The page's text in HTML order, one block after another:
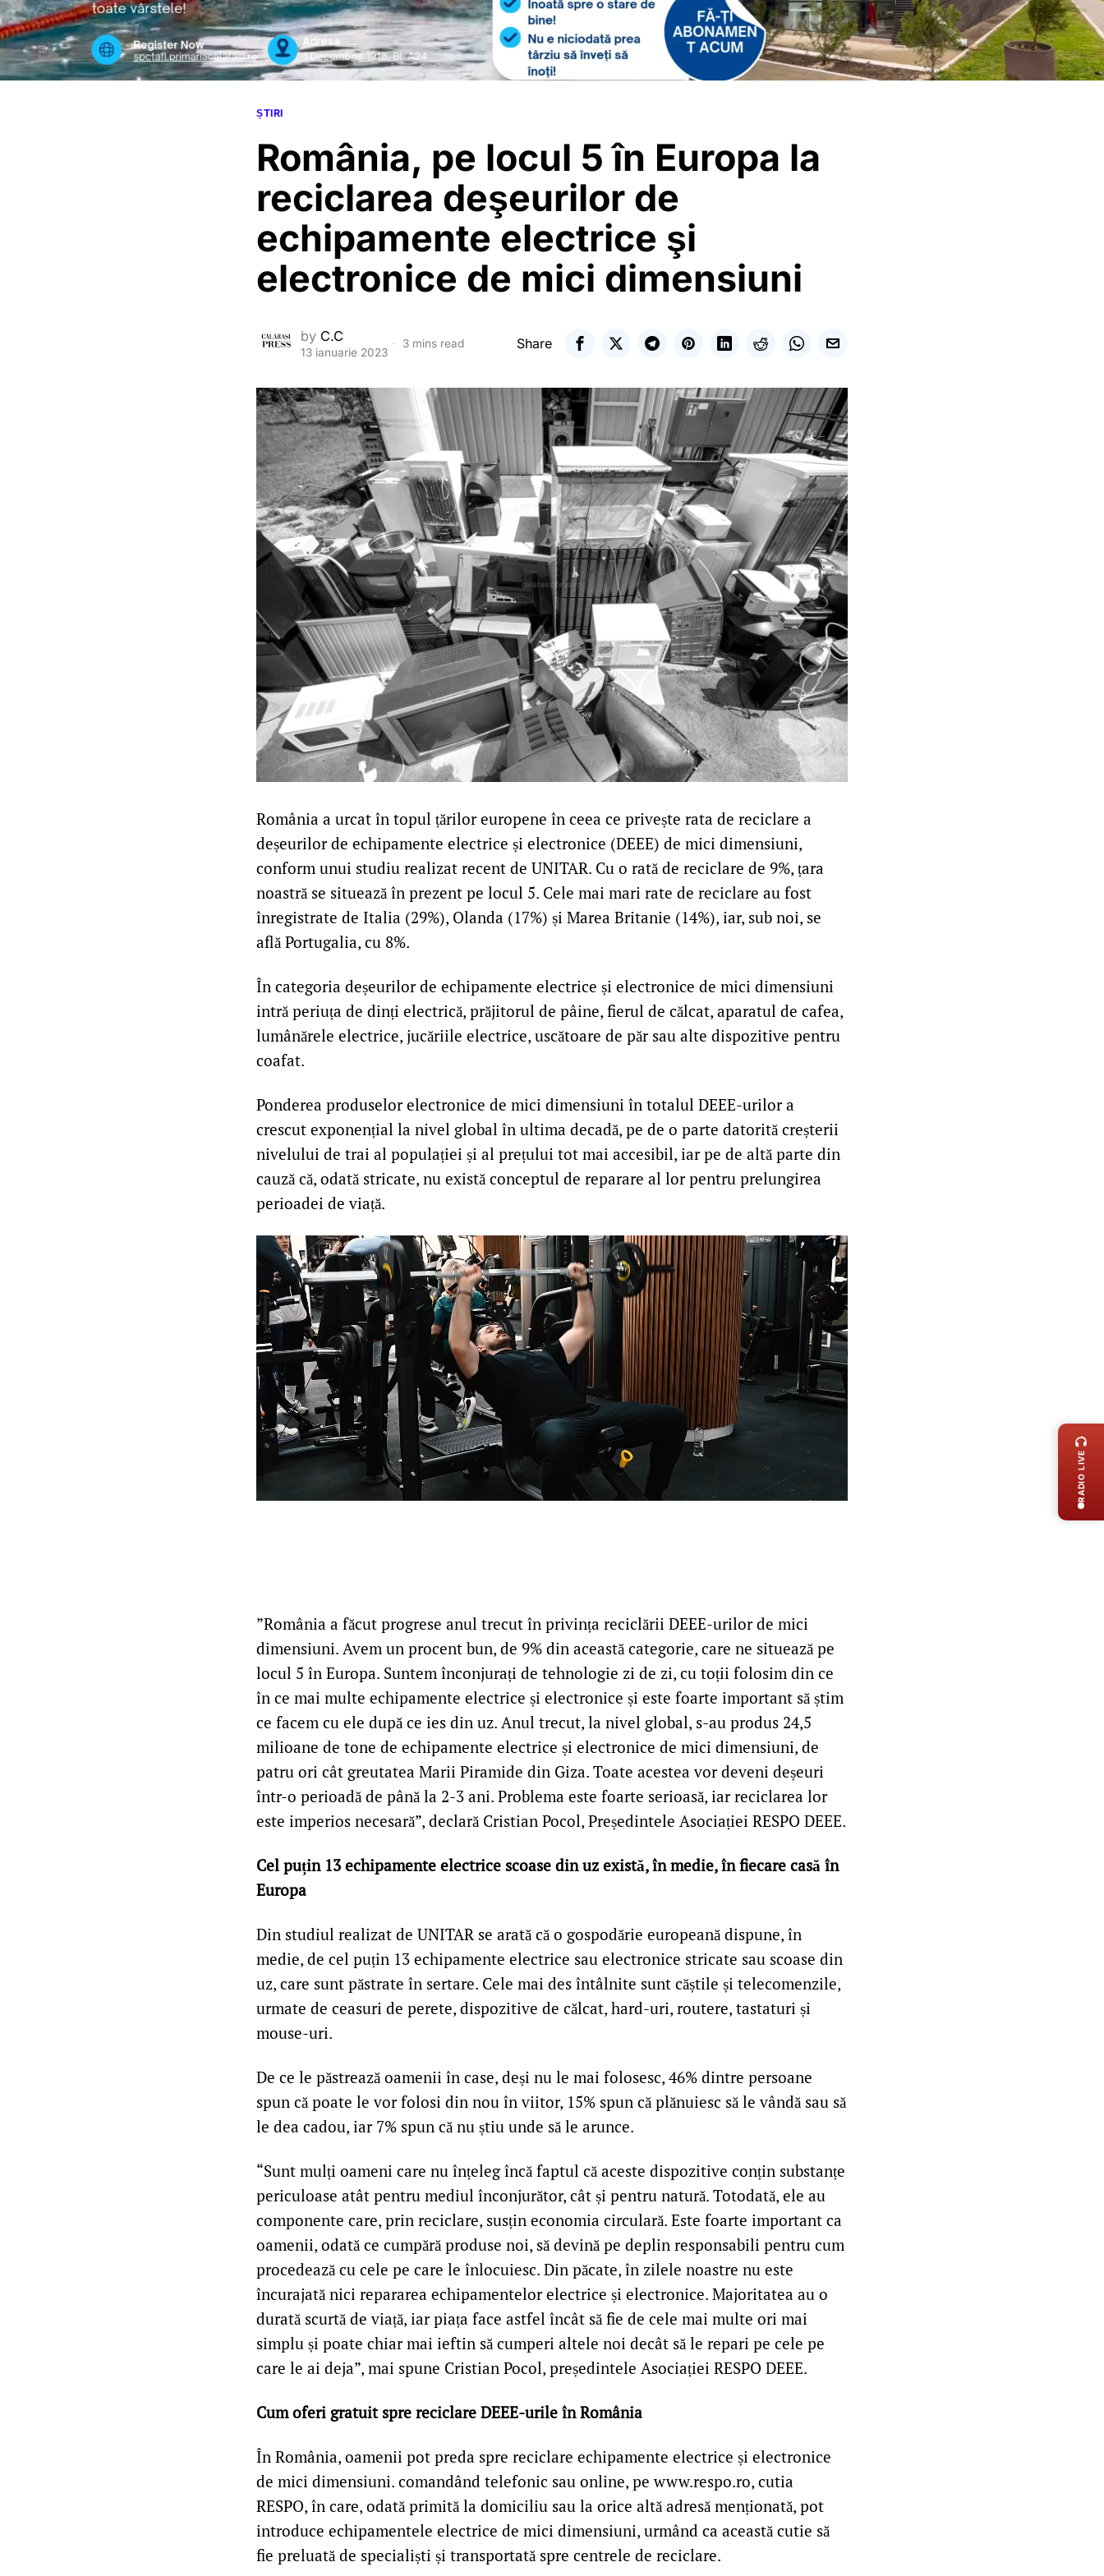
ȘTIRI
România, pe locul 5 în Europa la
reciclarea deşeurilor de
echipamente electrice şi
electronice de mici dimensiuni
by C.C
13 ianuarie 2023
3 mins read Share
România a urcat în topul țărilor europene în ceea ce privește rata de reciclare a
deșeurilor de echipamente electrice și electronice (DEEE) de mici dimensiuni,
conform unui studiu realizat recent de UNITAR. Cu o rată de reciclare de 9%, țara
noastră se situează în prezent pe locul 5. Cele mai mari rate de reciclare au fost
înregistrate de Italia (29%), Olanda (17%) și Marea Britanie (14%), iar, sub noi, se
află Portugalia, cu 8%.
În categoria deșeurilor de echipamente electrice și electronice de mici dimensiuni
intră periuța de dinți electrică, prăjitorul de pâine, fierul de călcat, aparatul de cafea,
lumânărele electrice, jucăriile electrice, uscătoare de păr sau alte dispozitive pentru
coafat.
Ponderea produselor electronice de mici dimensiuni în totalul DEEE-urilor a
crescut exponențial la nivel global în ultima decadă, pe de o parte datorită creșterii
nivelului de trai al populației și al prețului tot mai accesibil, iar pe de altă parte din
cauză că, odată stricate, nu există conceptul de reparare al lor pentru prelungirea
perioadei de viață.
”România a făcut progrese anul trecut în privința reciclării DEEE-urilor de mici
dimensiuni. Avem un procent bun, de 9% din această categorie, care ne situează pe
locul 5 în Europa. Suntem înconjurați de tehnologie zi de zi, cu toții folosim din ce
în ce mai multe echipamente electrice și electronice și este foarte important să știm
ce facem cu ele după ce ies din uz. Anul trecut, la nivel global, s-au produs 24,5
milioane de tone de echipamente electrice și electronice de mici dimensiuni, de
patru ori cât greutatea Marii Piramide din Giza. Toate acestea vor deveni deșeuri
într-o perioadă de până la 2-3 ani. Problema este foarte serioasă, iar reciclarea lor
este imperios necesară”, declară Cristian Pocol, Președintele Asociației RESPO DEEE.
Cel puțin 13 echipamente electrice scoase din uz există, în medie, în fiecare casă în
Europa
Din studiul realizat de UNITAR se arată că o gospodărie europeană dispune, în
medie, de cel puțin 13 echipamente electrice sau electronice stricate sau scoase din
uz, care sunt păstrate în sertare. Cele mai des întâlnite sunt căștile și telecomenzile,
urmate de ceasuri de perete, dispozitive de călcat, hard-uri, routere, tastaturi și
mouse-uri.
De ce le păstrează oamenii în case, deși nu le mai folosesc, 46% dintre persoane
spun că poate le vor folosi din nou în viitor, 15% spun că plănuiesc să le vândă sau să
le dea cadou, iar 7% spun că nu știu unde să le arunce.
“Sunt mulți oameni care nu înțeleg încă faptul că aceste dispozitive conțin substanțe
periculoase atât pentru mediul înconjurător, cât și pentru natură. Totodată, ele au
componente care, prin reciclare, susțin economia circulară. Este foarte important ca
oamenii, odată ce cumpără produse noi, să devină pe deplin responsabili pentru cum
procedează cu cele pe care le înlocuiesc. Din păcate, în zilele noastre nu este
încurajată nici repararea echipamentelor electrice și electronice. Majoritatea au o
durată scurtă de viață, iar piața face astfel încât să fie de cele mai multe ori mai
simplu și poate chiar mai ieftin să cumperi altele noi decât să le repari pe cele pe
care le ai deja”, mai spune Cristian Pocol, președintele Asociației RESPO DEEE.
Cum oferi gratuit spre reciclare DEEE-urile în România
În România, oamenii pot preda spre reciclare echipamente electrice și electronice
de mici dimensiuni. comandând telefonic sau online, pe www.respo.ro, cutia
RESPO, în care, odată primită la domiciliu sau la orice altă adresă menționată, pot
introduce echipamentele electrice de mici dimensiuni, urmând ca această cutie să
fie preluată de specialiști și transportată spre centrele de reciclare.
RADIO LIVE